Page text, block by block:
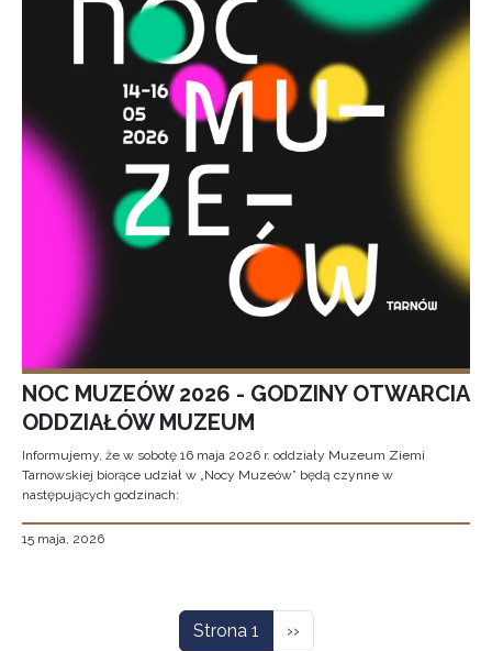
NOC MUZEÓW 2026 - GODZINY OTWARCIA
ODDZIAŁÓW MUZEUM
Informujemy, że w sobotę 16 maja 2026 r. oddziały Muzeum Ziemi
Tarnowskiej biorące udział w „Nocy Muzeów” będą czynne w
następujących godzinach:
15 maja, 2026
Strona 1 Następna strona
››